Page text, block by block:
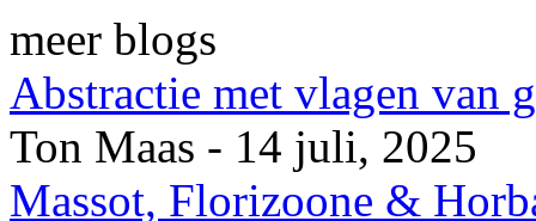
meer blogs
Abstractie met vlagen van
Ton Maas - 14 juli, 2025
Massot, Florizoone &